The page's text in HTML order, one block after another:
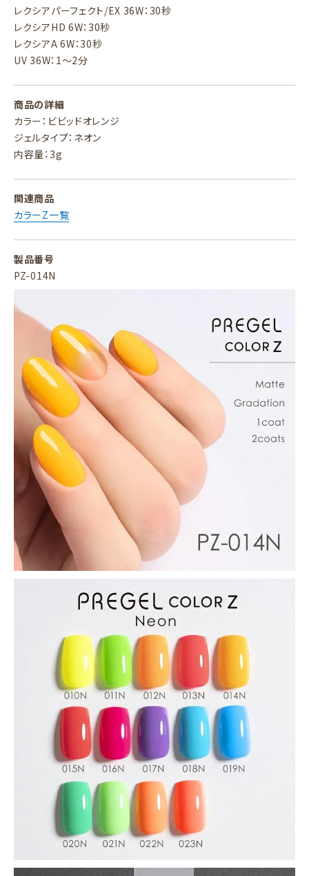
レクシアパーフェクト/EX 36W：30秒
レクシアHD 6W：30秒
レクシアA 6W：30秒
UV 36W：1～2分
商品の詳細
カラー：ビビッドオレンジ
ジェルタイプ：ネオン
内容量：3g
関連商品
カラーZ一覧
製品番号
PZ-014N